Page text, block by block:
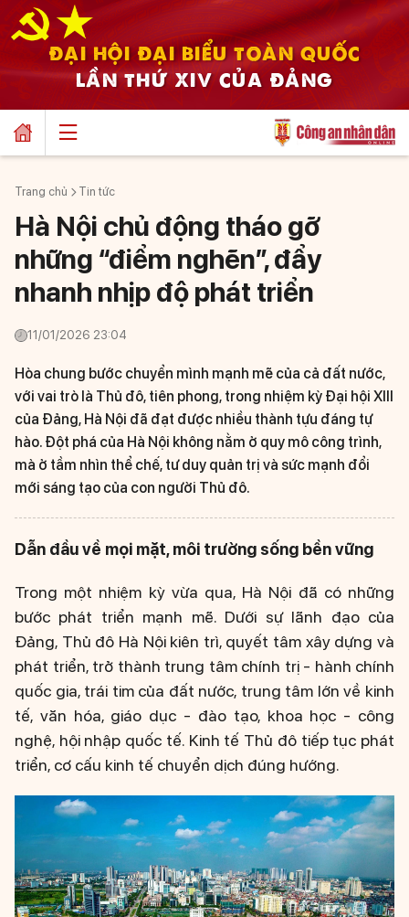
ĐẠI HỘI ĐẠI BIỂU TOÀN QUỐC
LẦN THỨ XIV CỦA ĐẢNG
Trang chủ Tin tức
Hà Nội chủ động tháo gỡ
những “điểm nghẽn”, đẩy
nhanh nhịp độ phát triển
11/01/2026 23:04
Hòa chung bước chuyển mình mạnh mẽ của cả đất nước,
với vai trò là Thủ đô, tiên phong, trong nhiệm kỳ Đại hội XIII
của Đảng, Hà Nội đã đạt được nhiều thành tựu đáng tự
hào. Đột phá của Hà Nội không nằm ở quy mô công trình,
mà ở tầm nhìn thể chế, tư duy quản trị và sức mạnh đổi
mới sáng tạo của con người Thủ đô.
Dẫn đầu về mọi mặt, môi trường sống bền vững
Trong một nhiệm kỳ vừa qua, Hà Nội đã có những
bước phát triển mạnh mẽ. Dưới sự lãnh đạo của
Đảng, Thủ đô Hà Nội kiên trì, quyết tâm xây dựng và
phát triển, trở thành trung tâm chính trị - hành chính
quốc gia, trái tim của đất nước, trung tâm lớn về kinh
tế, văn hóa, giáo dục - đào tạo, khoa học - công
nghệ, hội nhập quốc tế. Kinh tế Thủ đô tiếp tục phát
triển, cơ cấu kinh tế chuyển dịch đúng hướng.